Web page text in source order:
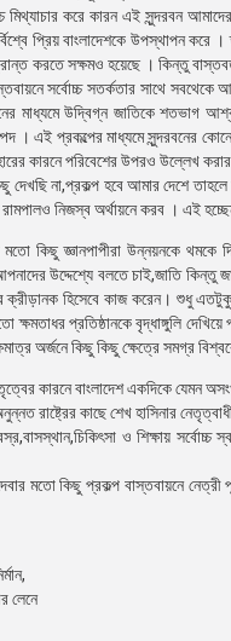
মিথ্যাচার করে কারন এই সুন্দরবন
প্রিয় বাংলাদেশকে উপস্থাপন করে
করতে সক্ষমও হয়েছে । কিন্তু
সর্বোচ্চ সতর্কতার সাথে সবথেকে
মাধ্যমে উদ্বিগ্ন জাতিকে
। এই প্রকল্পের মাধ্যমে সুন্দরবনের
কারনে পরিবেশের উপরও উল্লেখ
না,প্রকল্প হবে আমার দেশে
নিজস্ব অর্থায়নে করব । এই
কিছু জ্ঞানপাপীরা উন্নয়নকে থমকে
উদ্দেশ্যে বলতে চাই,জাতি কিন্তু
ক্রীড়ানক হিসেবে কাজ করেন। শুধু
ক্ষমতাধর প্রতিষ্ঠানকে বৃদ্ধাঙ্গুলি
অর্জনে কিছু কিছু ক্ষেত্রে সমগ্র
কারনে বাংলাদেশ একদিকে যেমন
রাষ্ট্রের কাছে শেখ হাসিনার
ও শিক্ষায় সর্বোচ্চ
মতো কিছু প্রকল্প বাস্তবায়নে
লেনে